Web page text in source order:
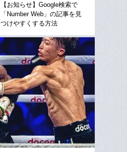
【お知らせ】Google検索で
「Number Web」の記事を見
つけやすくする方法